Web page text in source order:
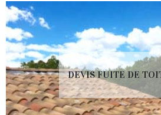
DEVIS FUITE DE